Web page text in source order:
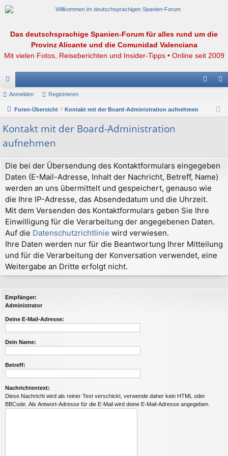
Das deutschsprachige Spanien-Forum für alles rund um die
Provinz Alicante und die Comunidad Valenciana
Mit vielen Fotos, Reiseberichten und Insider-Tipps • Online seit 2009
or
en ist
Anmelden Registrieren
Foren-Übersicht Kontakt mit der Board-Administration aufnehmen
Kontakt mit der Board-Administration
aufnehmen
Die bei der Übersendung des Kontaktformulars eingegeben
Daten (E-Mail-Adresse, Inhalt der Nachricht, Betreff, Name)
werden an uns übermittelt und gespeichert, genauso wie
die Ihre IP-Adresse, das Absendedatum und die Uhrzeit.
Mit dem Versenden des Kontaktformulars geben Sie Ihre
Einwilligung für die Verarbeitung der angegebenen Daten.
Auf die Datenschutzrichtlinie wird verwiesen.
Ihre Daten werden nur für die Beantwortung Ihrer Mitteilung
und für die Verarbeitung der Konversation verwendet, eine
Weitergabe an Dritte erfolgt nicht.
Empfänger:
Administrator
Deine E-Mail-Adresse:
Dein Name:
Betreff:
Nachrichtentext:
Diese Nachricht wird als reiner Text verschickt, verwende daher kein HTML oder
BBCode. Als Antwort-Adresse für die E-Mail wird deine E-Mail-Adresse angegeben.